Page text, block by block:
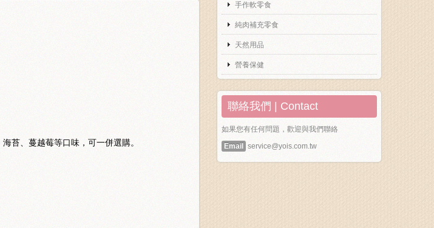
苔、蔓越莓等口味，可一併選購。
手作軟零食
純肉補充零食
天然用品
營養保健
聯絡我們 | Contact
如果您有任何問題，歡迎與我們聯絡
Email
service@yois.com.tw